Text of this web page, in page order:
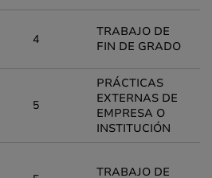
4
TRABAJO DE
FIN DE GRADO
5
PRÁCTICAS
EXTERNAS DE
EMPRESA O
INSTITUCIÓN
TRABAJO DE